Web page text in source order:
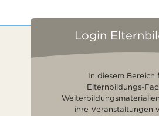
Login
In diesem Bereich
Elternbildungs-
ihre Veranstaltungen